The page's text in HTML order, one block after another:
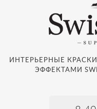
ИНТЕРЬЕРНЫЕ
ЭФФЕКТАМИ